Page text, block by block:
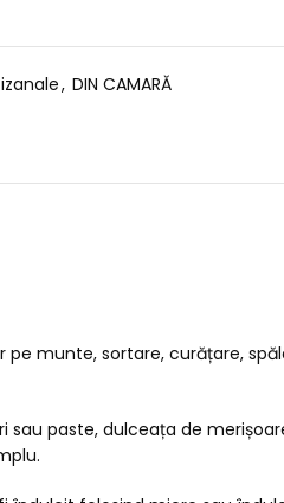
, DIN CAMARĂ
munte, sortare, curățare,
paste, dulceața de